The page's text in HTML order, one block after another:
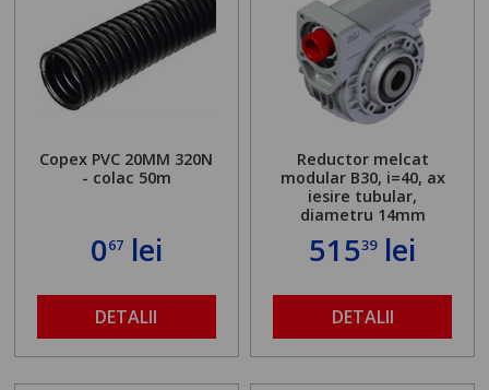
Copex PVC 20MM 320N
- colac 50m
067lei
DETALII
Reductor melcat
modular B30, i=40, ax
iesire tubular,
diametru 14mm
51539lei
DETALII